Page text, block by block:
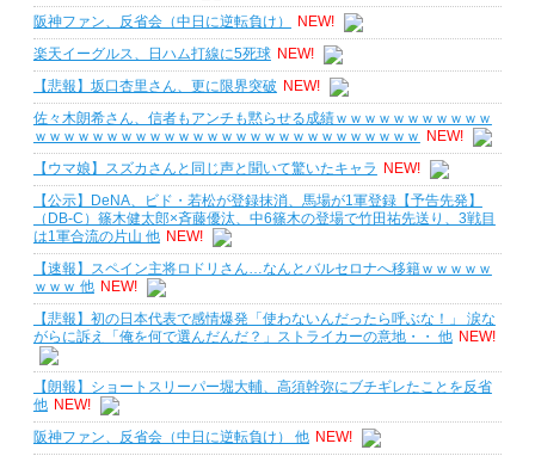
阪神ファン、反省会（中日に逆転負け）
NEW!
楽天イーグルス、日ハム打線に5死球 NEW!
【悲報】坂口杏里さん、更に限界突破 NEW!
佐々木朗希さん、信者もアンチも黙らせる成績ｗｗｗｗｗｗｗｗｗｗｗ
ｗｗｗｗｗｗｗｗｗｗｗｗｗｗｗｗｗｗｗｗｗｗｗｗｗｗｗ
NEW!
【ウマ娘】スズカさんと同じ声と聞いて驚いたキャラ
NEW!
【公示】DeNA、ビド・若松が登録抹消、馬場が1軍登録【予告先発】
（DB-C）篠木健太郎×斉藤優汰、中6篠木の登場で竹田祐先送り、3戦目
は1軍合流の片山 他 NEW!
【速報】スペイン主将ロドリさん…なんとバルセロナへ移籍ｗｗｗｗｗ
ｗｗｗ 他 NEW!
【悲報】初の日本代表で感情爆発「使わないんだったら呼ぶな！」 涙な
がらに訴え「俺を何で選んだんだ？」ストライカーの意地・・ 他 NEW!
【朗報】ショートスリーパー堀大輔、高須幹弥にブチギレたことを反省
他 NEW!
阪神ファン、反省会（中日に逆転負け） 他 NEW!